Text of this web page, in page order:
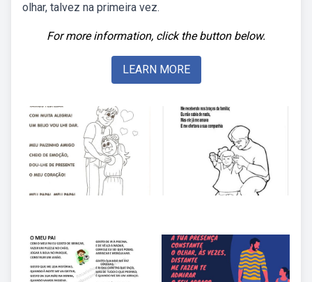
olhar, talvez na primeira vez.
For more information, click the button below.
LEARN MORE